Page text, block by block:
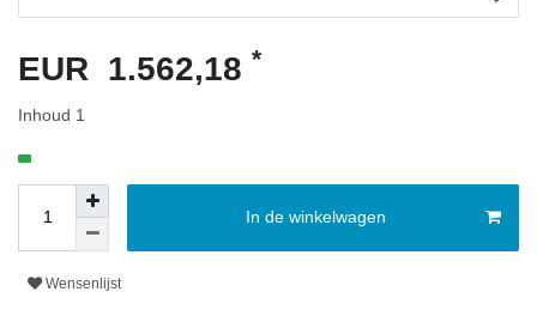
EUR 1.562,18 *
Inhoud 1
In de winkelwagen
Wensenlijst